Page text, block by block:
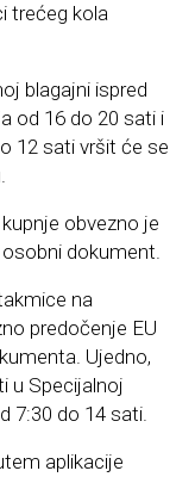
trećeg kola
blagajni ispred
od 16 do 20 sati i
12 sati vršit će se
obvezno je
dokument.
na
predočenje EU
Ujedno,
u Specijalnoj
7:30 do 14 sati.
aplikacije